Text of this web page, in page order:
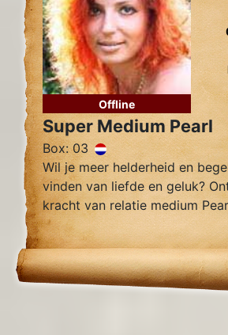
Offline
Super Medium Pearl
Box: 03
Wil je meer helderheid en
vinden van liefde en geluk?
kracht van relatie medium
intuïtieve vermogens en
inzichten kan Pearl je helpen
begrijpen van je huidige